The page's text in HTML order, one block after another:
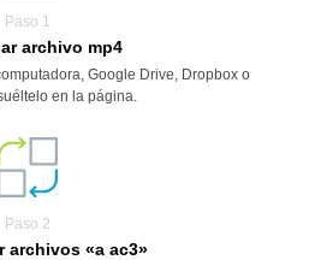
Paso 1
archivo mp4
Google Drive, Dropbox o
en la página.
Paso 2
archivos «a ac3»